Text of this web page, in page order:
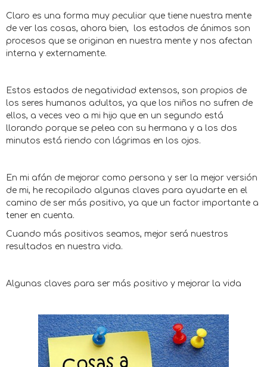
Claro es una forma muy peculiar que tiene nuestra mente
de ver las cosas, ahora bien, los estados de ánimos son
procesos que se originan en nuestra mente y nos afectan
interna y externamente.
Estos estados de negatividad extensos, son propios de
los seres humanos adultos, ya que los niños no sufren de
ellos, a veces veo a mi hijo que en un segundo está
llorando porque se pelea con su hermana y a los dos
minutos está riendo con lágrimas en los ojos.
En mi afán de mejorar como persona y ser la mejor versión
de mi, he recopilado algunas claves para ayudarte en el
camino de ser más positivo, ya que un factor importante a
tener en cuenta.
Cuando más positivos seamos, mejor será nuestros
resultados en nuestra vida.
Algunas claves para ser más positivo y mejorar la vida